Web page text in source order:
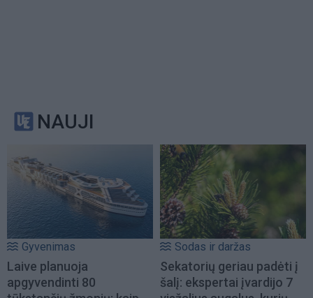
NAUJI
Gyvenimas
Laive planuoja
apgyvendinti 80
Sodas ir daržas
Sekatorių geriau padėti į
šalį: ekspertai įvardijo 7